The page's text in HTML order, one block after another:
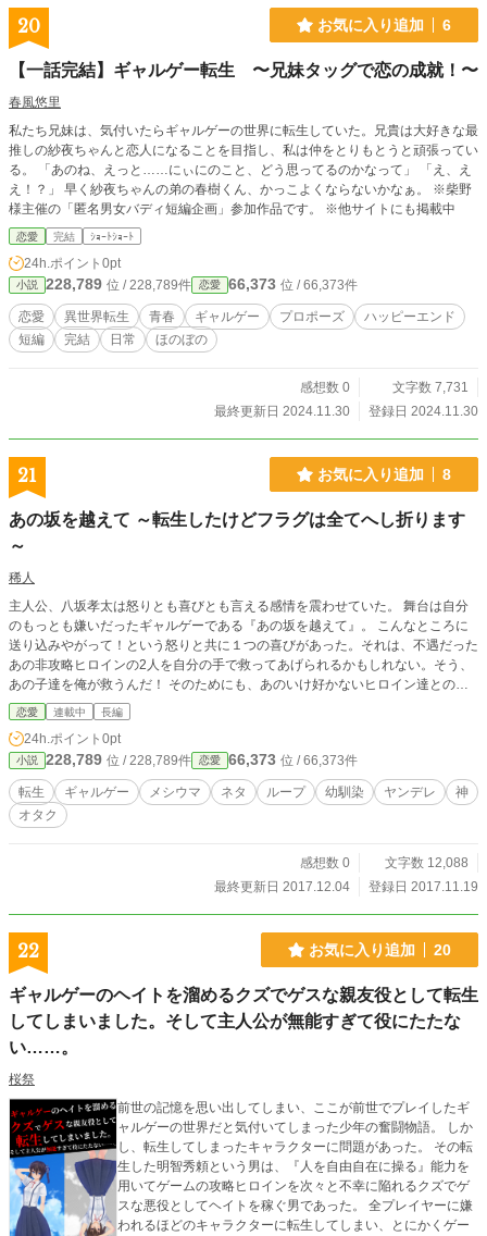
20 お気に入り追加 6
【一話完結】ギャルゲー転生 〜兄妹タッグで恋の成就！〜
春風悠里
私たち兄妹は、気付いたらギャルゲーの世界に転生していた。兄貴は大好きな最
推しの紗夜ちゃんと恋人になることを目指し、私は仲をとりもとうと頑張ってい
る。 「あのね、えっと……にぃにのこと、どう思ってるのかなって」 「え、え
え！？」 早く紗夜ちゃんの弟の春樹くん、かっこよくならないかなぁ。 ※柴野
様主催の「匿名男女バディ短編企画」参加作品です。 ※他サイトにも掲載中
恋愛 完結 ｼｮｰﾄｼｮｰﾄ
24h.ポイント 0pt
小説 228,789 位 / 228,789件 恋愛 66,373 位 / 66,373件
恋愛 異世界転生 青春 ギャルゲー プロポーズ
ハッピーエンド
短編
完結 日常 ほのぼの
感想数 0
文字数 7,731
最終更新日 2024.11.30
登録日 2024.11.30
21 お気に入り追加 8
あの坂を越えて ～転生したけどフラグは全てへし折ります
～
稀人
主人公、八坂孝太は怒りとも喜びとも言える感情を震わせていた。 舞台は自分
のもっとも嫌いだったギャルゲーである『あの坂を越えて』。 こんなところに
送り込みやがって！という怒りと共に１つの喜びがあった。それは、不遇だった
あの非攻略ヒロインの2人を自分の手で救ってあげられるかもしれない。そう、
あの子達を俺が救うんだ！ そのためにも、あのいけ好かないヒロイン達とのフ
ラグは全てへし折って粉々に打ち砕いてやる！ そう誓ったオタクの話。 注意 メ
タなネタが入ったりフラグをへし折るための過激な発言が入ったりする可能性が
あります。苦手な方はご注意ください。
恋愛 連載中 長編
24h.ポイント 0pt
小説 228,789 位 / 228,789件 恋愛 66,373 位 / 66,373件
転生 ギャルゲー メシウマ ネタ ループ 幼馴染 ヤンデレ
神
オタク
感想数 0
文字数 12,088
最終更新日 2017.12.04
登録日 2017.11.19
22 お気に入り追加 20
ギャルゲーのヘイトを溜めるクズでゲスな親友役として転生
してしまいました。そして主人公が無能すぎて役にたたな
い……。
桜祭
前世の記憶を思い出してしまい、ここが前世でプレイしたギ
ャルゲーの世界だと気付いてしまった少年の奮闘物語。 しか
し、転生してしまったキャラクターに問題があった。 その転
生した明智秀頼という男は、『人を自由自在に操る』能力を
用いてゲームの攻略ヒロインを次々と不幸に陥れるクズでゲ
スな悪役としてヘイトを稼ぐ男であった。 全プレイヤーに嫌
われるほどのキャラクターに転生してしまい、とにかくゲー